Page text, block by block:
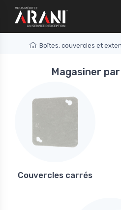
Boîtes, couvercles et
Magasiner
Couvercles carrés